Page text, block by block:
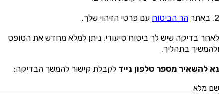
2. באתר
הר הביטוח עם פרטי הזיהוי שלך.
לאחר בדיקה שיש לך ביטוח סיעודי, ניתן למלא מחדש את הטופס
ולהמשיך בתהליך.
נא להשאיר מספר טלפון נייד לקבלת קישור להמשך הבדיקה:
שם מלא